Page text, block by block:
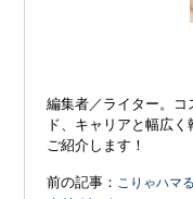
編集者／ライター。
ド、キャリアと幅広
ご紹介します！
前の記事： こりゃハマ